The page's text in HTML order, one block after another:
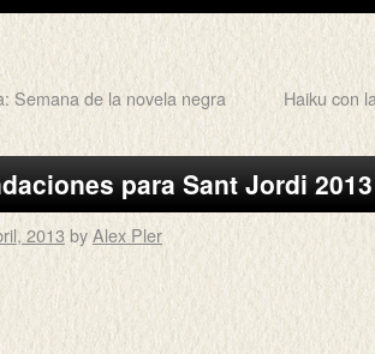
Semana de la novela negra Haiku con
para Sant Jordi 2013
2013byAlex Pler